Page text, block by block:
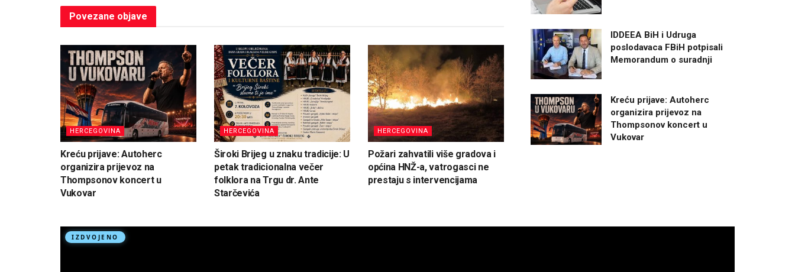
Povezane objave
HERCEGOVINA
Kreću prijave: Autoherc
organizira prijevoz na
Thompsonov koncert u
Vukovar
HERCEGOVINA
Široki Brijeg u znaku tradicije: U
petak tradicionalna večer
folklora na Trgu dr. Ante
Starčevića
HERCEGOVINA
Požari zahvatili više gradova i
općina HNŽ-a, vatrogasci ne
prestaju s intervencijama
IDDEEA BiH i Udruga
poslodavaca FBiH potpisali
Memorandum o suradnji
Kreću prijave: Autoherc
organizira prijevoz na
Thompsonov koncert u
Vukovar